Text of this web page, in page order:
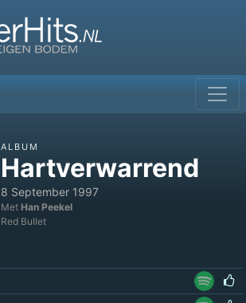
ALBUM
Hartverwarrend
8 September 1997
Met Han Peekel
Red Bullet